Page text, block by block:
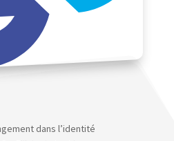
dans l’identité